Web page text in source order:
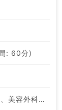
: 60分)
小児科、整形外科、形成外科、美容外科、脳神経外科、呼吸器外科、心臓血管外科、小児外科、皮膚科、泌尿器科、産婦人科、産科、婦人科、眼科、耳鼻咽喉科、気管食道科、放射線科、リハビリテーション科、麻酔科、ペインクリニック、人工透析科、緩和ケア科、一般内科、循環器内科、呼吸器内科、消化器内科、内分泌・代謝内科、腎臓内科、老年内科、血液内科、外科系全般、一般外科、消化器外科、乳腺外科、総合診療科、美容皮膚科、健診・人間ドック、救急科・ＩＣＵ、病理科、基礎医学系、膠原病科、スポーツ整形外科、大腸・肛門外科、産業医、脊髄・脊椎外科、科目不問、神経内科、精神科、神経科、アレルギー科、リウマチ科